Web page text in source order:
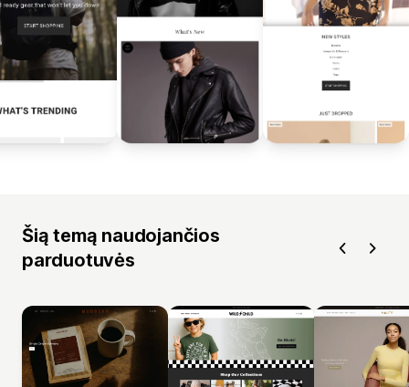
Šią temą naudojančios
parduotuvės